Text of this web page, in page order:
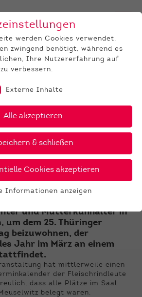
bei der
und Mutterkuhhalter in
um dem 25. Thüringer
beizuwohnen, der
Jahr im März an einem
hat mittlerweile einen
der Fleischrindleute
dass alle Plätze im Saal
belegt waren.
werden Cookies verwendet.
zwingend benötigt, während es
Ihre Nutzererfahrung auf
verbessern.
Externe Inhalte
Alle akzeptieren
& schließen
Cookies akzeptieren
benötigt. Dadurch ist
die Webseite einwandfrei
Informationen anzeigen
Informationen anzeigen